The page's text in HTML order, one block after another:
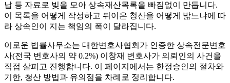
납 등 자료로 빚을 모아 상속재산목록을 빠짐없이 만듭니다.
이 목록을 어떻게 작성하고 뒤이은 청산을 어떻게 밟느냐에 따
라 상속인이 지는 책임의 폭이 달라집니다.
이로운 법률사무소는 대한변호사협회가 인증한 상속전문변호
사(전국 변호사의 약 0.2%) 이창재 변호사가 의뢰인의 사건을
직접 살피고 진행합니다. 이 페이지에서는 한정승인의 절차와
기한, 청산 방법과 유의점을 차례로 정리합니다.